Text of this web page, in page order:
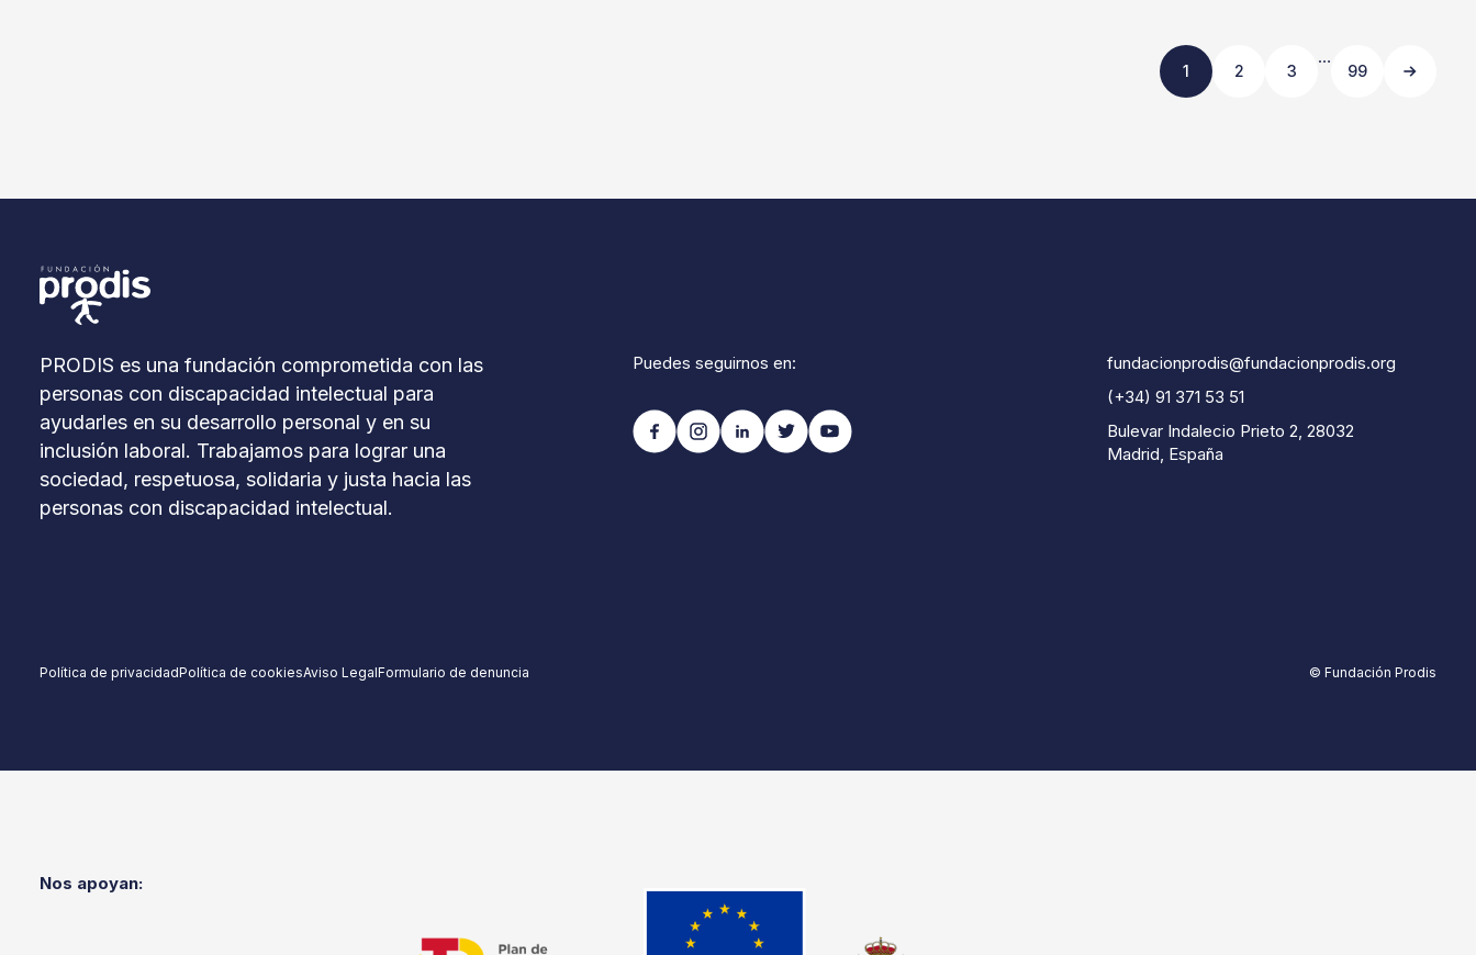
1 2 3
…
99
PRODIS es una fundación comprometida con las
personas con discapacidad intelectual para
ayudarles en su desarrollo personal y en su
inclusión laboral. Trabajamos para lograr una
sociedad, respetuosa, solidaria y justa hacia las
personas con discapacidad intelectual.
Puedes seguirnos en:
fundacionprodis@fundacionprodis.org
(+34) 91 371 53 51
Bulevar Indalecio Prieto 2, 28032
Madrid, España
Política de privacidadPolítica de cookiesAviso LegalFormulario de denuncia © Fundación Prodis
Nos apoyan: